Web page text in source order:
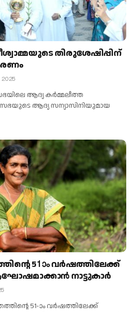
തിരുശേഷിപ്പിന്
2025
ആദ്യ കർമ്മലീത്ത
ആദ്യ സന്യാസിനിയുമായ
51ാം വര്‍ഷത്തിലേക്ക്
നാട്ടുകാര്‍
51-ാം വര്‍ഷത്തിലേക്ക്